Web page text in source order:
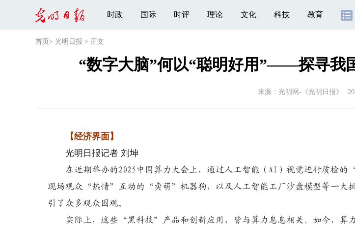
时政 国际 时评 理论 文化 科技 教育
首页 > 光明日报 > 正文
“数字大脑”何以“聪明好用”——探寻我
来源： 光明网-《光明日报》
【经济界面】
光明日报记者 刘坤
在近期举办的2025中国算力大会上，通过人工智能（AI）视觉进行质检的
现场观众“热情”互动的“卖萌”机器狗，以及人工智能工厂沙盘模型等一大
引了众多观众围观。
实际上，这些“黑科技”产品和创新应用，皆与算力息息相关。如今，算